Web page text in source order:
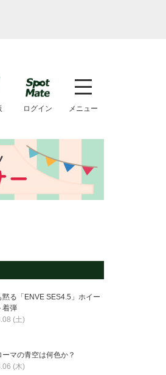
ログイン メニュー
黙る「ENVE SES4.5」ホイー
着弾
(土)
ーマの青空は何色か？
(木)